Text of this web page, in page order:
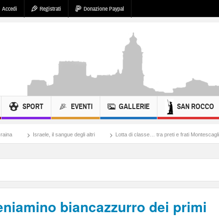
Accedi Registrati Donazione Paypal
SPORT EVENTI GALLERIE SAN ROCCO
il sangue degli altri Lotta di classe… tra preti e frati Montescaglioso
biancazzurro dei primi